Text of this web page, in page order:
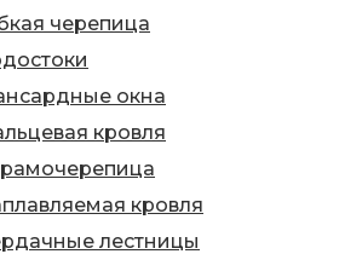
черепица
окна
кровля
кровля
лестницы